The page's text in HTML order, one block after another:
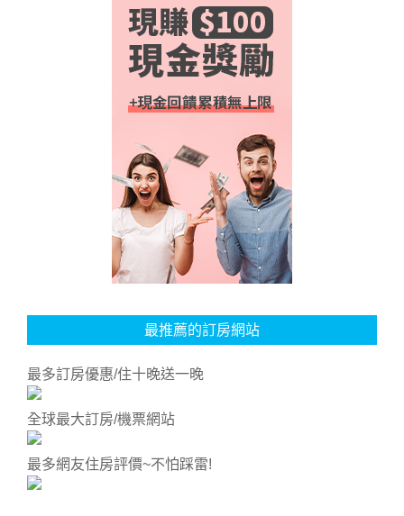
最推薦的訂房網站
最多訂房優惠/住十晚送一晚
全球最大訂房/機票網站
最多網友住房評價~不怕踩雷!